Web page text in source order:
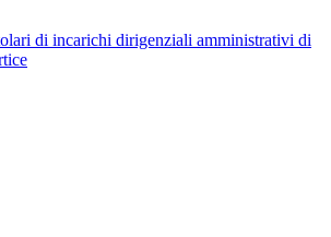
di incarichi dirigenziali amministrativi di